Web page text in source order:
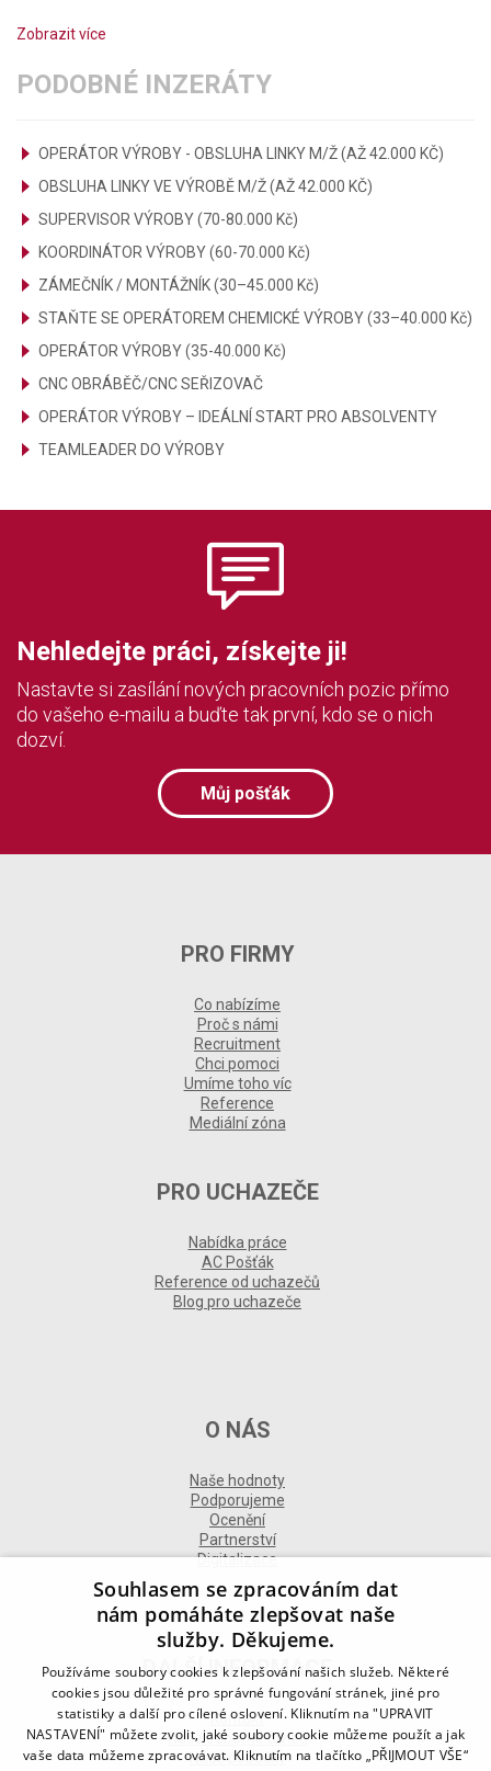
Zobrazit více
PODOBNÉ INZERÁTY
OPERÁTOR VÝROBY - OBSLUHA LINKY M/Ž (AŽ 42.000 KČ)
OBSLUHA LINKY VE VÝROBĚ M/Ž (AŽ 42.000 KČ)
SUPERVISOR VÝROBY (70-80.000 Kč)
KOORDINÁTOR VÝROBY (60-70.000 Kč)
ZÁMEČNÍK / MONTÁŽNÍK (30–45.000 Kč)
STAŇTE SE OPERÁTOREM CHEMICKÉ VÝROBY (33–40.000 Kč)
OPERÁTOR VÝROBY (35-40.000 Kč)
CNC OBRÁBĚČ/CNC SEŘIZOVAČ
OPERÁTOR VÝROBY – IDEÁLNÍ START PRO ABSOLVENTY
TEAMLEADER DO VÝROBY
Nehledejte práci, získejte ji!
Nastavte si zasílání nových pracovních pozic přímo
do vašeho e-mailu a buďte tak první, kdo se o nich
dozví.
Můj pošťák
PRO FIRMY
Co nabízíme
Proč s námi
Recruitment
Chci pomoci
Umíme toho víc
Reference
Mediální zóna
PRO UCHAZEČE
Nabídka práce
AC Pošťák
Reference od uchazečů
Blog pro uchazeče
O NÁS
Naše hodnoty
Podporujeme
Ocenění
Partnerství
Digitalizace
DALŠÍ INFORMACE
Kontakt
Naše odborné divize
Naše pobočky
Souhlasem se zpracováním dat
nám pomáháte zlepšovat naše
služby. Děkujeme.
Používáme soubory cookies k zlepšování našich služeb. Některé
cookies jsou důležité pro správné fungování stránek, jiné pro
statistiky a další pro cílené oslovení. Kliknutím na "UPRAVIT
NASTAVENÍ" můžete zvolit, jaké soubory cookie můžeme použít a jak
vaše data můžeme zpracovávat. Kliknutím na tlačítko „PŘIJMOUT VŠE“